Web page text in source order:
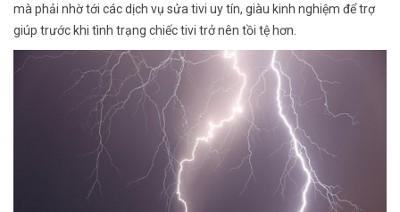
mà phải nhờ tới các dịch vụ sửa tivi uy tín, giàu kinh nghiệm để trợ
giúp trước khi tình trạng chiếc tivi trở nên tồi tệ hơn.